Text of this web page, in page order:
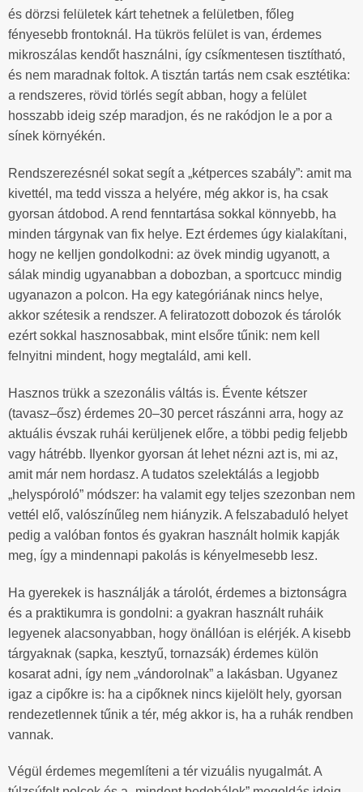
és dörzsi felületek kárt tehetnek a felületben, főleg
fényesebb frontoknál. Ha tükrös felület is van, érdemes
mikroszálas kendőt használni, így csíkmentesen tisztítható,
és nem maradnak foltok. A tisztán tartás nem csak esztétika:
a rendszeres, rövid törlés segít abban, hogy a felület
hosszabb ideig szép maradjon, és ne rakódjon le a por a
sínek környékén.
Rendszerezésnél sokat segít a „kétperces szabály”: amit ma
kivettél, ma tedd vissza a helyére, még akkor is, ha csak
gyorsan átdobod. A rend fenntartása sokkal könnyebb, ha
minden tárgynak van fix helye. Ezt érdemes úgy kialakítani,
hogy ne kelljen gondolkodni: az övek mindig ugyanott, a
sálak mindig ugyanabban a dobozban, a sportcucc mindig
ugyanazon a polcon. Ha egy kategóriának nincs helye,
akkor szétesik a rendszer. A feliratozott dobozok és tárolók
ezért sokkal hasznosabbak, mint elsőre tűnik: nem kell
felnyitni mindent, hogy megtaláld, ami kell.
Hasznos trükk a szezonális váltás is. Évente kétszer
(tavasz–ősz) érdemes 20–30 percet rászánni arra, hogy az
aktuális évszak ruhái kerüljenek előre, a többi pedig feljebb
vagy hátrébb. Ilyenkor gyorsan át lehet nézni azt is, mi az,
amit már nem hordasz. A tudatos szelektálás a legjobb
„helyspóroló” módszer: ha valamit egy teljes szezonban nem
vettél elő, valószínűleg nem hiányzik. A felszabaduló helyet
pedig a valóban fontos és gyakran használt holmik kapják
meg, így a mindennapi pakolás is kényelmesebb lesz.
Ha gyerekek is használják a tárolót, érdemes a biztonságra
és a praktikumra is gondolni: a gyakran használt ruháik
legyenek alacsonyabban, hogy önállóan is elérjék. A kisebb
tárgyaknak (sapka, kesztyű, tornazsák) érdemes külön
kosarat adni, így nem „vándorolnak” a lakásban. Ugyanez
igaz a cipőkre is: ha a cipőknek nincs kijelölt hely, gyorsan
rendezetlennek tűnik a tér, még akkor is, ha a ruhák rendben
vannak.
Végül érdemes megemlíteni a tér vizuális nyugalmát. A